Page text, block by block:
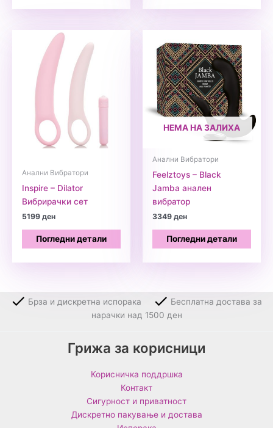
Анални Вибратори
Inspire – Dilator
Вибрирачки сет
5199ден
Погледни детали
НЕМА НА ЗАЛИХА
Анални Вибратори
Feelztoys – Black
Jamba анален
вибратор
3349ден
Погледни детали
Брза и дискретна испорака
Бесплатна достава за
нарачки над 1500 ден
Грижа за корисници
Корисничка поддршка
Контакт
Сигурност и приватност
Дискретно пакување и достава